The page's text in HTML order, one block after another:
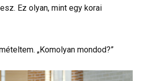
Ez olyan, mint egy korai
„Komolyan mondod?”